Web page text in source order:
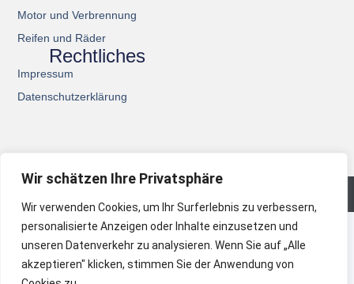
Wir schätzen Ihre Privatsphäre
Wir verwenden Cookies, um Ihr Surferlebnis zu verbessern,
personalisierte Anzeigen oder Inhalte einzusetzen und
unseren Datenverkehr zu analysieren. Wenn Sie auf „Alle
akzeptieren" klicken, stimmen Sie der Anwendung von
Motor und Verbrennung
Reifen und Räder
Rechtliches
Impressum
Datenschutzerklärung
© 2026 All Rights Reserved.